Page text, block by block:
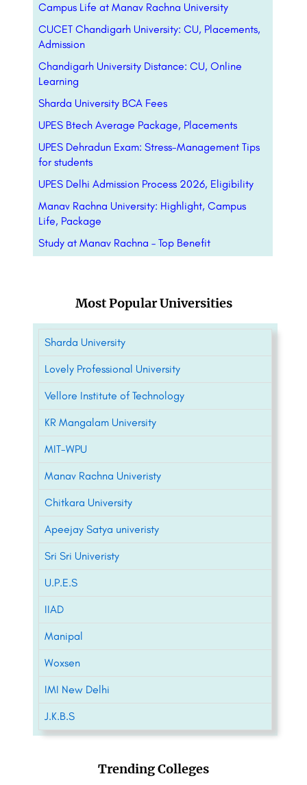
Campus Life at Manav Rachna University
CUCET Chandigarh University: CU, Placements,
Admission
Chandigarh University Distance: CU, Online
Learning
Sharda University BCA Fees
UPES Btech Average Package, Placements
UPES Dehradun Exam: Stress-Management Tips
for students
UPES Delhi Admission Process 2026, Eligibility
Manav Rachna University: Highlight, Campus
Life, Package
Study at Manav Rachna – Top Benefit
Most Popular Universities
Sharda University
Lovely Professional University
Vellore Institute of Technology
KR Mangalam University
MIT-WPU
Manav Rachna Univeristy
Chitkara University
Apeejay Satya univeristy
Sri Sri Univeristy
U.P.E.S
IIAD
Manipal
Woxsen
IMI New Delhi
J.K.B.S
Trending Colleges